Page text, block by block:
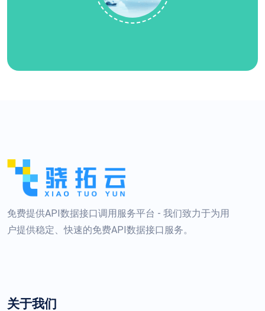
免费提供API数据接口调用服务平台 - 我们致力于为用
户提供稳定、快速的免费API数据接口服务。
关于我们